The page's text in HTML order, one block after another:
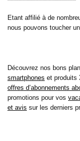
Etant affilié à de
nous pouvons toucher
Découvrez nos bons
smartphones et produits
offres d’abonnements
promotions pour vos
et avis sur les derniers